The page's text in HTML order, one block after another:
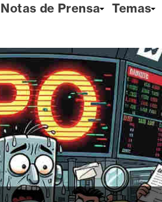
Notas de Prensa Temas